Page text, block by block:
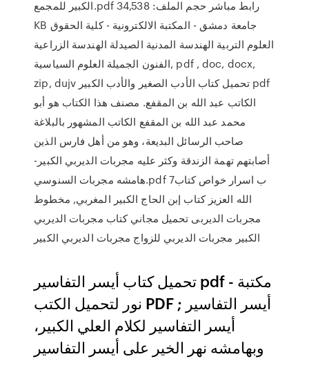
الكبير للمجمع.pdf رابط مباشر حجم الملف: 34,538
KB جامعة دمشق - المكتبة الالكترونية - كلية الحقوق
العلوم التربية الهندسة المدنية الصيدلة الهندسة الزراعية
الفنون الجميلة العلوم السياسية, pdf , doc, docx,
zip, dujv تحميل كتاب الأدب الصغير والأدب الكبير pdf
الكاتب عبد الله بن المقفع. مصنف هذا الكتاب هو أبو
محمد عبد الله بن المقفع الكاتب المشهور بالبلاغة
صاحب الرسائل البديعة، وهو من أهل فارس الذين
أصابتهم تهمة الزندقة وكثر عليه مجربات الديربي الكبير-
هامشه مجربات السنوسي.pdf 7ب اسرار خواص كتاب
الله العزيز كتاب إبن الحاج الكبير المغربي, مخطوط
مجربات الديربى تحميل مجاني كتاب مجربات الديربي
الكبير مجربات الديربي للزواج مجربات الديربي الكبير
تحميل كتاب أيسر التفاسير pdf - مكتبة
نور لتحميل الكتب PDF أيسر التفاسير ;
أيسر التفاسير لكلام العلي الكبير،